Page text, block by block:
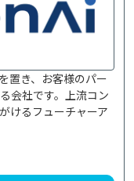
置き、お客様のパー
会社です。上流コン
けるフューチャーア